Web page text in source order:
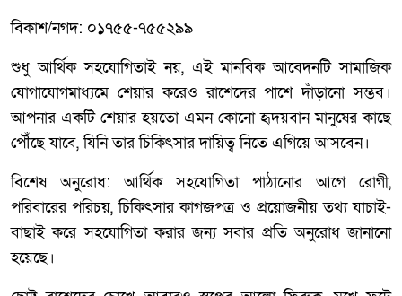
বিকাশ/নগদ: ০১৭৫৫-৭৫৫২৯৯
শুধু আর্থিক সহযোগিতাই নয়, এই মানবিক আবেদনটি সামাজিক
যোগাযোগমাধ্যমে শেয়ার করেও রাশেদের পাশে দাঁড়ানো সম্ভব।
আপনার একটি শেয়ার হয়তো এমন কোনো হৃদয়বান মানুষের কাছে
পৌঁছে যাবে, যিনি তার চিকিৎসার দায়িত্ব নিতে এগিয়ে আসবেন।
বিশেষ অনুরোধ: আর্থিক সহযোগিতা পাঠানোর আগে রোগী,
পরিবারের পরিচয়, চিকিৎসার কাগজপত্র ও প্রয়োজনীয় তথ্য যাচাই-
বাছাই করে সহযোগিতা করার জন্য সবার প্রতি অনুরোধ জানানো
হয়েছে।